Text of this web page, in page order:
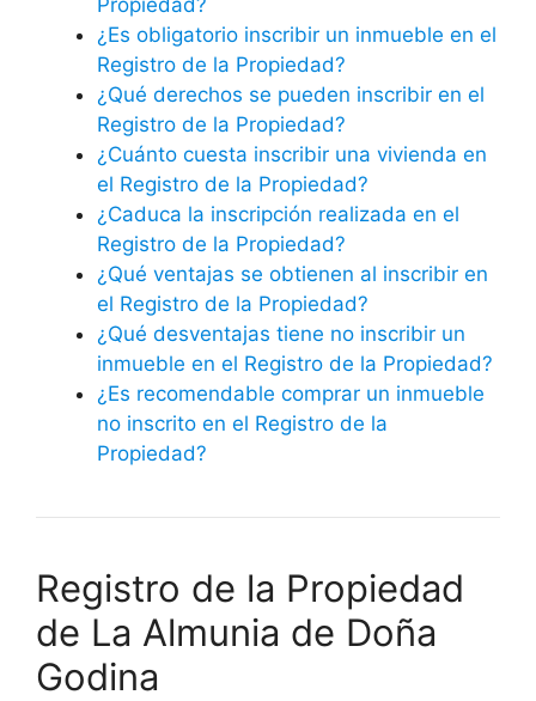
Propiedad?
¿Es obligatorio inscribir un inmueble en el
Registro de la Propiedad?
¿Qué derechos se pueden inscribir en el
Registro de la Propiedad?
¿Cuánto cuesta inscribir una vivienda en
el Registro de la Propiedad?
¿Caduca la inscripción realizada en el
Registro de la Propiedad?
¿Qué ventajas se obtienen al inscribir en
el Registro de la Propiedad?
¿Qué desventajas tiene no inscribir un
inmueble en el Registro de la Propiedad?
¿Es recomendable comprar un inmueble
no inscrito en el Registro de la
Propiedad?
Registro de la Propiedad
de La Almunia de Doña
Godina